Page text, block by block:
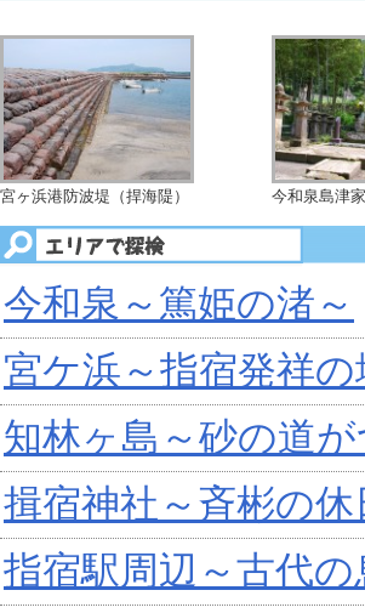
宮ヶ浜港防波堤（捍海隄） 今和泉島津
今和泉～篤姫の渚～
宮ケ浜～指宿発祥の
知林ヶ島～砂の道
揖宿神社～斉彬の休
指宿駅周辺～古代